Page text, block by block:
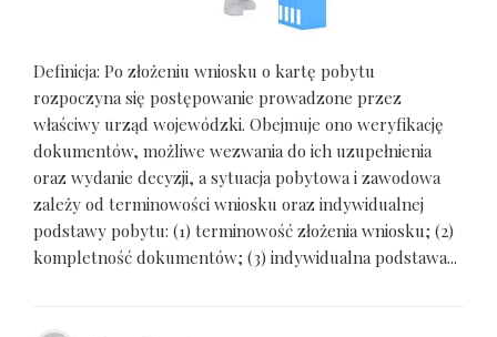
Definicja: Po złożeniu wniosku o kartę pobytu
rozpoczyna się postępowanie prowadzone przez
właściwy urząd wojewódzki. Obejmuje ono weryfikację
dokumentów, możliwe wezwania do ich uzupełnienia
oraz wydanie decyzji, a sytuacja pobytowa i zawodowa
zależy od terminowości wniosku oraz indywidualnej
podstawy pobytu: (1) terminowość złożenia wniosku; (2)
kompletność dokumentów; (3) indywidualna podstawa...